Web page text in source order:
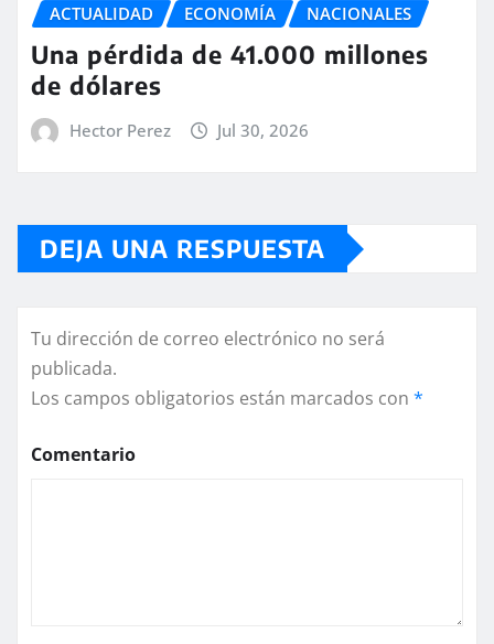
ACTUALIDAD ECONOMÍA NACIONALES
Una pérdida de 41.000 millones
de dólares
Hector Perez Jul 30, 2026
DEJA UNA RESPUESTA
Tu dirección de correo electrónico no será
publicada.
Los campos obligatorios están marcados con *
Comentario